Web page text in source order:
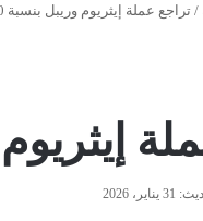
/ تراجع عملة إيثريوم وريبل بنسبة 10%
إيثريوم
2026